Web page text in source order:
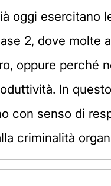
oggi esercitano
2, dove
oppure perché
In
con senso di
criminalità